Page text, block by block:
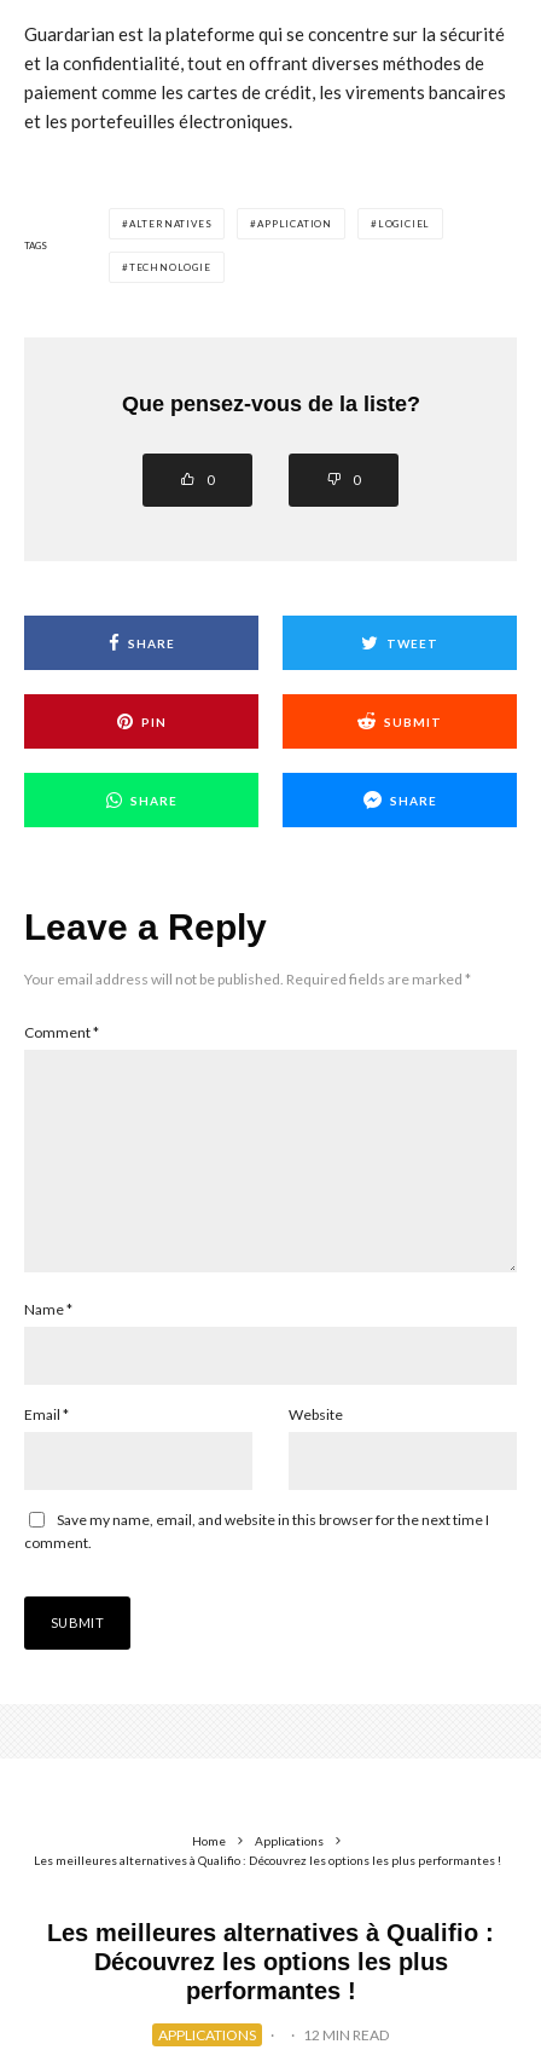
Guardarian est la plateforme qui se concentre sur la sécurité
et la confidentialité, tout en offrant diverses méthodes de
paiement comme les cartes de crédit, les virements bancaires
et les portefeuilles électroniques.
TAGS
ALTERNATIVES APPLICATION LOGICIEL
TECHNOLOGIE
Que pensez-vous de la liste?
0 0
SHARE TWEET
PIN SUBMIT
SHARE SHARE
Leave a Reply
Your email address will not be published. Required fields are marked *
Comment*
Name*
Email * Website
Save my name, email, and website in this browser for the next time I
comment.
Home
Applications
Les meilleures alternatives à Qualifio : Découvrez les options les plus performantes !
Les meilleures alternatives à Qualifio :
Découvrez les options les plus
performantes !
APPLICATIONS · · 12 MIN READ